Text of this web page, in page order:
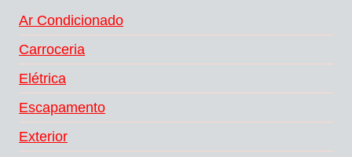
Ar Condicionado
Carroceria
Elétrica
Escapamento
Exterior